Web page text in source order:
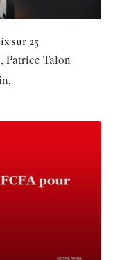
sur 25
Patrice Talon